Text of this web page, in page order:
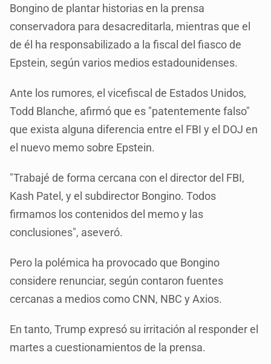
Bongino de plantar historias en la prensa
conservadora para desacreditarla, mientras que el
de él ha responsabilizado a la fiscal del fiasco de
Epstein, según varios medios estadounidenses.
Ante los rumores, el vicefiscal de Estados Unidos,
Todd Blanche, afirmó que es "patentemente falso"
que exista alguna diferencia entre el FBI y el DOJ en
el nuevo memo sobre Epstein.
"Trabajé de forma cercana con el director del FBI,
Kash Patel, y el subdirector Bongino. Todos
firmamos los contenidos del memo y las
conclusiones", aseveró.
Pero la polémica ha provocado que Bongino
considere renunciar, según contaron fuentes
cercanas a medios como CNN, NBC y Axios.
En tanto, Trump expresó su irritación al responder el
martes a cuestionamientos de la prensa.